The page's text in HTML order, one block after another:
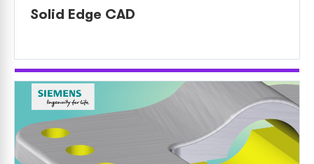
Solid Edge CAD